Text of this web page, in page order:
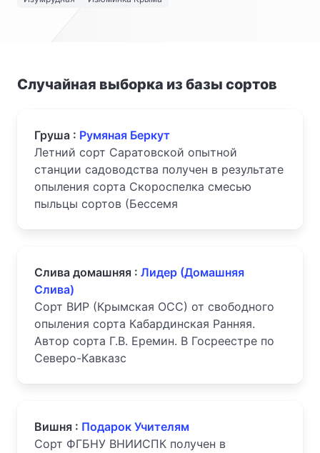
Случайная выборка из базы сортов
Груша : Румяная Беркут
Летний сорт Саратовской опытной
станции садоводства получен в результате
опыления сорта Скороспелка смесью
пыльцы сортов (Бессемя
Слива домашняя : Лидер (Домашняя
Слива)
Сорт ВИР (Крымская ОСС) от свободного
опыления сорта Кабардинская Ранняя.
Автор сорта Г.В. Еремин. В Госреестре по
Северо-Кавказс
Вишня : Подарок Учителям
Сорт ФГБНУ ВНИИСПК получен в